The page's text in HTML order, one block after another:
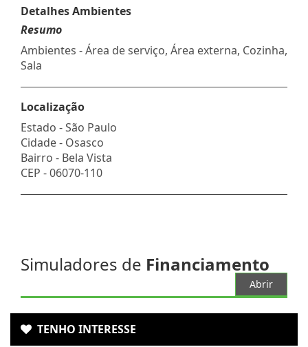
Detalhes Ambientes
Resumo
Ambientes - Área de serviço, Área externa, Cozinha,
Sala
Localização
Estado -São Paulo
Cidade - Osasco
Bairro - Bela Vista
CEP -06070-110
Simuladores de Financiamento
Abrir
TENHO INTERESSE